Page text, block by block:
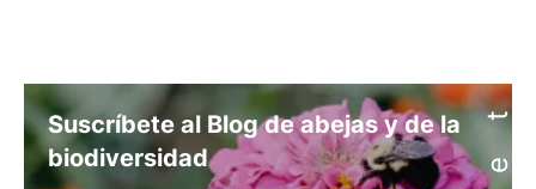
Suscríbete al Blog de abejas y de la
biodiversidad